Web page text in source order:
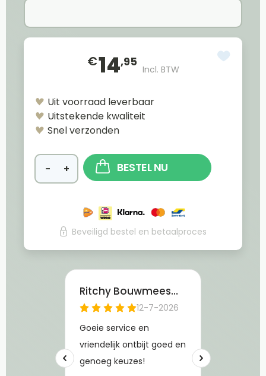
€14,95
Incl. BTW
Uit voorraad leverbaar
Uitstekende kwaliteit
Snel verzonden
− + BESTEL NU
Beveiligd bestel en betaalproces